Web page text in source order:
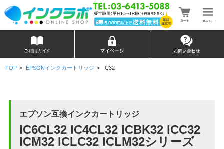
TOP > EPSONインクカートリッジ > IC32
エプソン互換インクカートリッジ
IC6CL32 IC4CL32 ICBK32 ICC32
ICM32 ICLC32 ICLM32シリーズ